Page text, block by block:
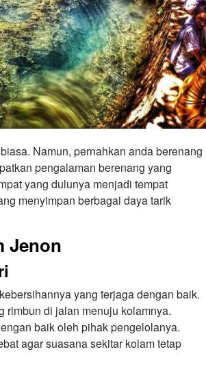
Namun, pernahkan anda berenang
pengalaman berenang yang
yang dulunya menjadi tempat
menyimpan berbagai daya tarik
Jenon
yang terjaga dengan baik.
rimbun di jalan menuju kolamnya.
baik oleh pihak pengelolanya.
agar suasana sekitar kolam tetap